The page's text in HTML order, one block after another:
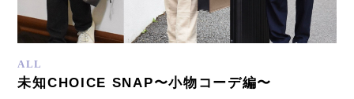
ALL
未知CHOICE SNAP〜小物コーデ編〜